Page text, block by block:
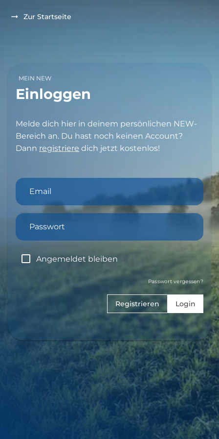
Zur Startseite
MEIN NEW
Einloggen
Melde dich hier in deinem persönlichen NEW-
Bereich an. Du hast noch keinen Account?
Dann registriere dich jetzt kostenlos!
Email
Passwort
Angemeldet bleiben
Passwort vergessen?
Registrieren Login